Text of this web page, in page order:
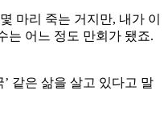
마리 죽는 거지만, 내가 이
는 어느 정도 만회가 됐죠.
같은 삶을 살고 있다고 말